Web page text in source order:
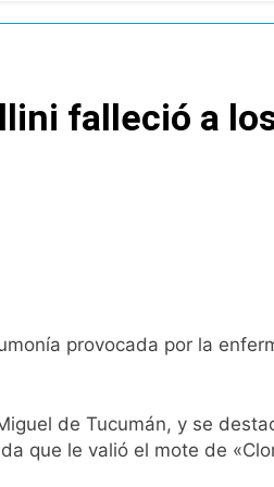
la reforma de la Ley de
en el Sanatorio Urquiza
falleció a
provocada por la
de Tucumán, y se
que le valió el mote de